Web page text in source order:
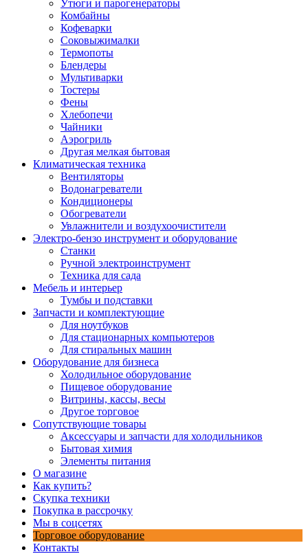
Утюги и парогенераторы
Комбайны
Кофеварки
Соковыжималки
Термопоты
Блендеры
Мультиварки
Тостеры
Фены
Хлебопечи
Чайники
Аэрогриль
Другая мелкая бытовая
Климатическая техника
Вентиляторы
Водонагреватели
Кондиционеры
Обогреватели
Увлажнители и воздухоочистители
Электро-бензо инструмент и оборудование
Станки
Ручной электроинструмент
Техника для сада
Мебель и интерьер
Тумбы и подставки
Запчасти и комплектующие
Для ноутбуков
Для стационарных компьютеров
Для стиральных машин
Оборудование для бизнеса
Холодильное оборудование
Пищевое оборудование
Витрины, кассы, весы
Другое торговое
Сопутствующие товары
Аксессуары и запчасти для холодильников
Бытовая химия
Элементы питания
О магазине
Как купить?
Скупка техники
Покупка в рассрочку
Мы в соцсетях
Торговое оборудование
Контакты